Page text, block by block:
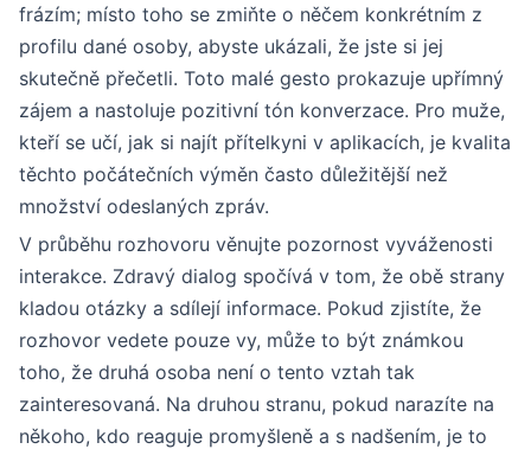
frázím; místo toho se zmiňte o něčem konkrétním z
profilu dané osoby, abyste ukázali, že jste si jej
skutečně přečetli. Toto malé gesto prokazuje upřímný
zájem a nastoluje pozitivní tón konverzace. Pro muže,
kteří se učí, jak si najít přítelkyni v aplikacích, je kvalita
těchto počátečních výměn často důležitější než
množství odeslaných zpráv.
V průběhu rozhovoru věnujte pozornost vyváženosti
interakce. Zdravý dialog spočívá v tom, že obě strany
kladou otázky a sdílejí informace. Pokud zjistíte, že
rozhovor vedete pouze vy, může to být známkou
toho, že druhá osoba není o tento vztah tak
zainteresovaná. Na druhou stranu, pokud narazíte na
někoho, kdo reaguje promyšleně a s nadšením, je to